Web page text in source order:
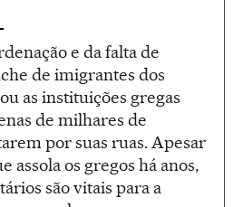
e da falta de
de imigrantes dos
as instituições gregas
de milhares de
por suas ruas. Apesar
assola os gregos há anos,
são vitais para a